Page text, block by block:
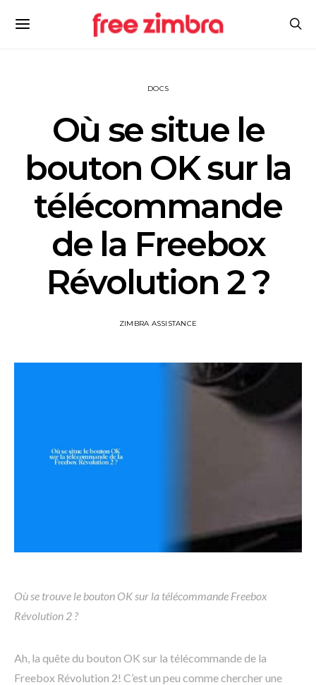
DOCS
Où se situe le
bouton OK sur la
télécommande
de la Freebox
Révolution 2 ?
ZIMBRA ASSISTANCE
Où se trouve le bouton OK sur la télécommande Freebox
Révolution 2 ?
Ah, la quête du bouton OK sur la télécommande de la
Freebox Révolution 2! C’est un peu comme chercher une